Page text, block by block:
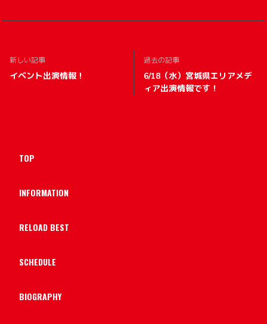
新しい記事
イベント出演情報！
過去の記事
6/18（水）宮城県エリアメデ
ィア出演情報です！
TOP
INFORMATION
RELOAD BEST
SCHEDULE
BIOGRAPHY